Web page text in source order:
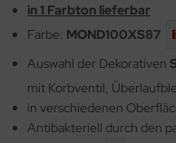
in 1 Farbton lieferbar
Farbe: MOND100XS87
Auswahl der Dekorativen
mit Korbventil,
in verschiedenen
Antibakteriell durch den